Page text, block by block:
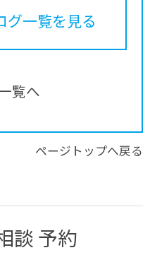
グ一覧を見る
覧へ
ページトップへ戻る
談 予約